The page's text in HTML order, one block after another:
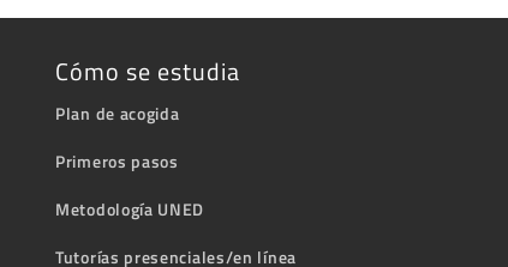
Cómo se estudia
Plan de acogida
Primeros pasos
Metodología UNED
Tutorías presenciales/en línea